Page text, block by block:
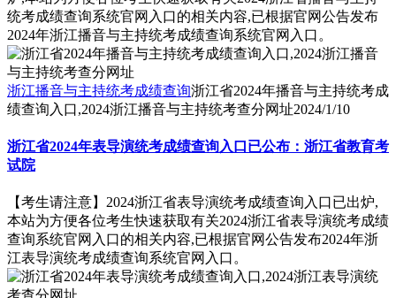
统考成绩查询系统官网入口的相关内容,已根据官网公告发布
2024年浙江播音与主持统考成绩查询系统官网入口。
浙江播音与主持统考成绩查询浙江省2024年播音与主持统考成
绩查询入口,2024浙江播音与主持统考查分网址2024/1/10
浙江省2024年表导演统考成绩查询入口已公布：浙江省教育考
试院
【考生请注意】2024浙江省表导演统考成绩查询入口已出炉,
本站为方便各位考生快速获取有关2024浙江省表导演统考成绩
查询系统官网入口的相关内容,已根据官网公告发布2024年浙
江表导演统考成绩查询系统官网入口。